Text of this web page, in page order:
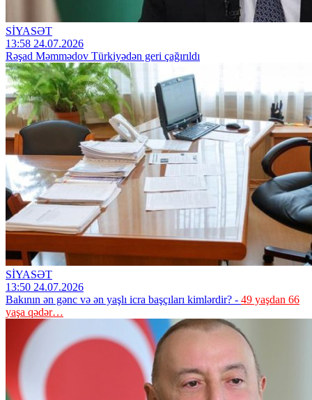
SİYASƏT
13:58 24.07.2026
Rəşad Məmmədov Türkiyədən geri çağırıldı
SİYASƏT
13:50 24.07.2026
Bakının ən gənc və ən yaşlı icra başçıları kimlərdir? - 49 yaşdan 66
yaşa qədər…